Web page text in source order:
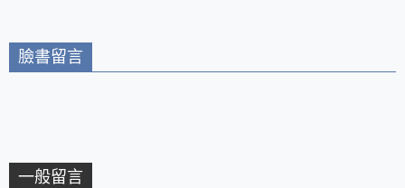
臉書留言
一般留言